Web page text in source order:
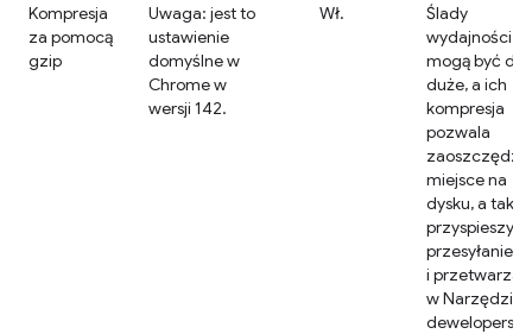
Kompresja
za pomocą
gzip
Uwaga: jest to
ustawienie
domyślne w
Chrome w
wersji 142.
Wł.
Ślady
wydajności
mogą być
duże, a ich
kompresja
pozwala
zaoszczędzić
miejsce na
dysku, a także
przyspieszyć
przesyłanie
i
w